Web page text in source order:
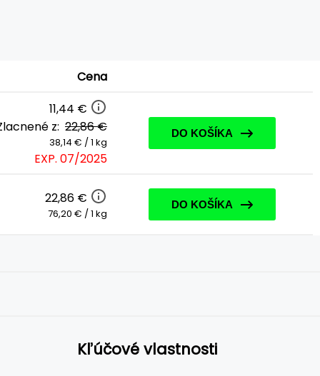
Cena
11,44 €
z: 22,86 €
38,14 € / 1 kg
EXP. 07/2025
DO KOŠÍKA
22,86 €
76,20 € / 1 kg
DO KOŠÍKA
Kľúčové vlastnosti